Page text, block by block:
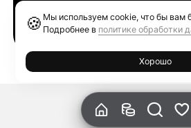
🍪 Мы используем cookie, что бы вам
Подробнее в политике обработки
Хорошо
Ethereum GAS Tracker